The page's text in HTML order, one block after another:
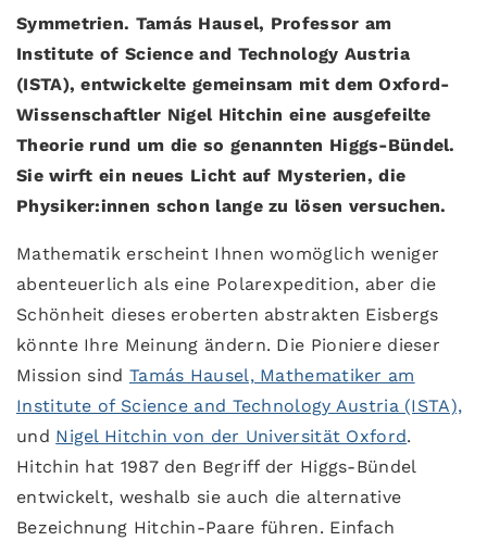
Symmetrien. Tamás Hausel, Professor am
Institute of Science and Technology Austria
(ISTA), entwickelte gemeinsam mit dem Oxford-
Wissenschaftler Nigel Hitchin eine ausgefeilte
Theorie rund um die so genannten Higgs-Bündel.
Sie wirft ein neues Licht auf Mysterien, die
Physiker:innen schon lange zu lösen versuchen.
Mathematik erscheint Ihnen womöglich weniger
abenteuerlich als eine Polarexpedition, aber die
Schönheit dieses eroberten abstrakten Eisbergs
könnte Ihre Meinung ändern. Die Pioniere dieser
Mission sind Tamás Hausel, Mathematiker am
Institute of Science and Technology Austria (ISTA),
und Nigel Hitchin von der Universität Oxford.
Hitchin hat 1987 den Begriff der Higgs-Bündel
entwickelt, weshalb sie auch die alternative
Bezeichnung Hitchin-Paare führen. Einfach